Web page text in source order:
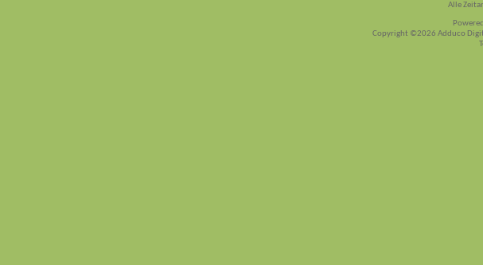
Alle
Copyright ©2026 Adduco